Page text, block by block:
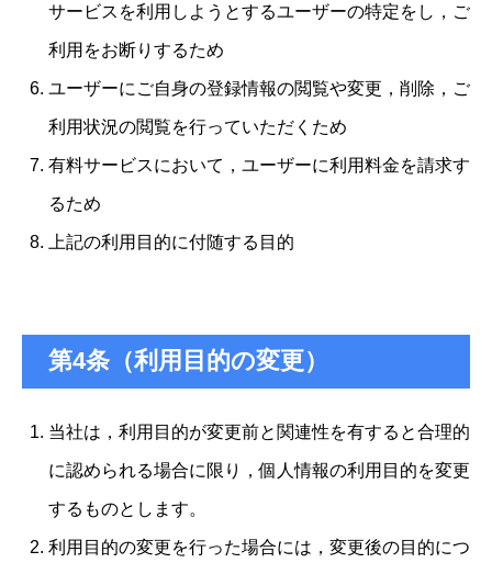
サービスを利用しようとするユーザーの特定をし，ご
利用をお断りするため
ユーザーにご自身の登録情報の閲覧や変更，削除，ご
利用状況の閲覧を行っていただくため
有料サービスにおいて，ユーザーに利用料金を請求す
るため
上記の利用目的に付随する目的
第4条（利用目的の変更）
当社は，利用目的が変更前と関連性を有すると合理的
に認められる場合に限り，個人情報の利用目的を変更
するものとします。
利用目的の変更を行った場合には，変更後の目的につ